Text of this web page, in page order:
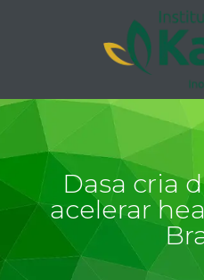
Dasa cria
acelerar